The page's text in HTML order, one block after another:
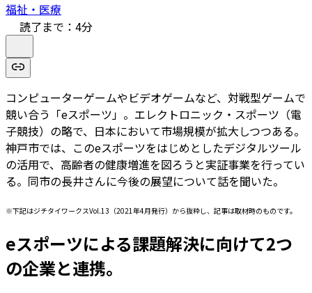
福祉・医療
読了まで： 4分
コンピューターゲームやビデオゲームなど、対戦型ゲームで
競い合う「eスポーツ」。エレクトロニック・スポーツ（電
子競技）の略で、日本において市場規模が拡大しつつある。
神戸市では、このeスポーツをはじめとしたデジタルツール
の活用で、高齢者の健康増進を図ろうと実証事業を行ってい
る。同市の長井さんに今後の展望について話を聞いた。
※下記はジチタイワークスVol.13（2021年4月発行）から抜粋し、記事は取材時のものです。
eスポーツによる課題解決に向けて2つ
の企業と連携。